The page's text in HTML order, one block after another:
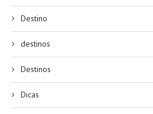
Destino
destinos
Destinos
Dicas